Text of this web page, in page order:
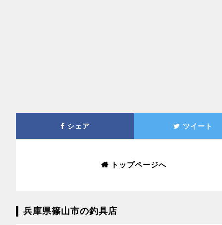
シェア ツイート
トップページへ
兵庫県篠山市の釣具店